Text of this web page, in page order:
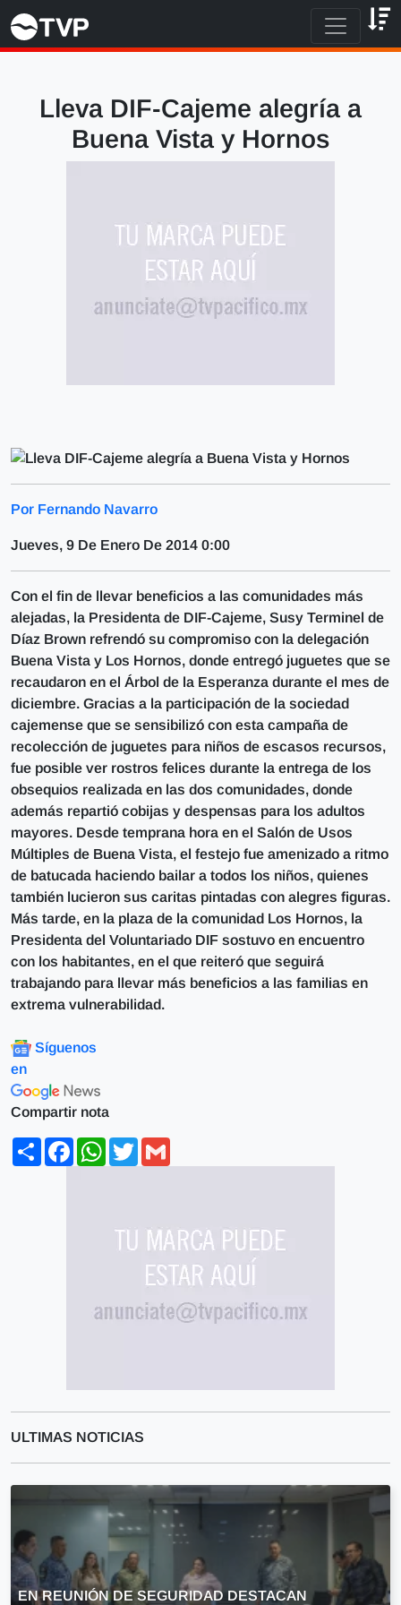
Lleva DIF-Cajeme alegría a
Buena Vista y Hornos
Por Fernando Navarro
Jueves, 9 De Enero De 2014 0:00
Con el fin de llevar beneficios a las comunidades más
alejadas, la Presidenta de DIF-Cajeme, Susy Terminel de
Díaz Brown refrendó su compromiso con la delegación
Buena Vista y Los Hornos, donde entregó juguetes que se
recaudaron en el Árbol de la Esperanza durante el mes de
diciembre. Gracias a la participación de la sociedad
cajemense que se sensibilizó con esta campaña de
recolección de juguetes para niños de escasos recursos,
fue posible ver rostros felices durante la entrega de los
obsequios realizada en las dos comunidades, donde
además repartió cobijas y despensas para los adultos
mayores. Desde temprana hora en el Salón de Usos
Múltiples de Buena Vista, el festejo fue amenizado a ritmo
de batucada haciendo bailar a todos los niños, quienes
también lucieron sus caritas pintadas con alegres figuras.
Más tarde, en la plaza de la comunidad Los Hornos, la
Presidenta del Voluntariado DIF sostuvo en encuentro
con los habitantes, en el que reiteró que seguirá
trabajando para llevar más beneficios a las familias en
extrema vulnerabilidad.
Síguenos
en
Compartir nota
ShareFacebookWhatsApp
Twitter
ULTIMAS NOTICIAS
EN REUNIÓN DE SEGURIDAD DESTACAN